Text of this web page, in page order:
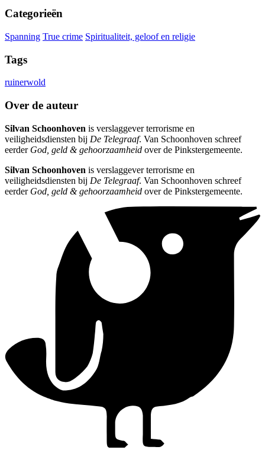
Categorieën
Spanning True crime Spiritualiteit, geloof en religie
Tags
ruinerwold
Over de auteur
Silvan Schoonhoven is verslaggever terrorisme en
veiligheidsdiensten bij De Telegraaf. Van Schoonhoven schreef
eerder God, geld & gehoorzaamheid over de Pinkstergemeente.
Silvan Schoonhoven is verslaggever terrorisme en
veiligheidsdiensten bij De Telegraaf. Van Schoonhoven schreef
eerder God, geld & gehoorzaamheid over de Pinkstergemeente.